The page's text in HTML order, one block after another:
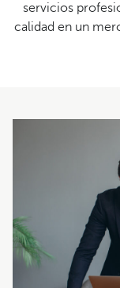
servicios
calidad en un